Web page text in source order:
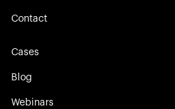
Contact
Cases
Blog
Webinars